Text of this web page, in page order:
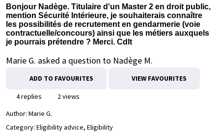
Bonjour Nadège. Titulaire d'un Master 2 en droit public,
mention Sécurité Intérieure, je souhaiterais connaître
les possibilités de recrutement en gendarmerie (voie
contractuelle/concours) ainsi que les métiers auxquels
je pourrais prétendre ? Merci. Cdlt
Marie G. asked a question to Nadège M.
ADD TO FAVOURITES VIEW FAVOURITES
4 replies
2 views
Author: Marie G.
Category: Eligibility advice, Eligibility